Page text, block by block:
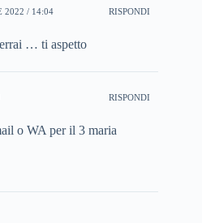
2022 / 14:04 RISPONDI
… ti aspetto
RISPONDI
o WA per il 3 maria